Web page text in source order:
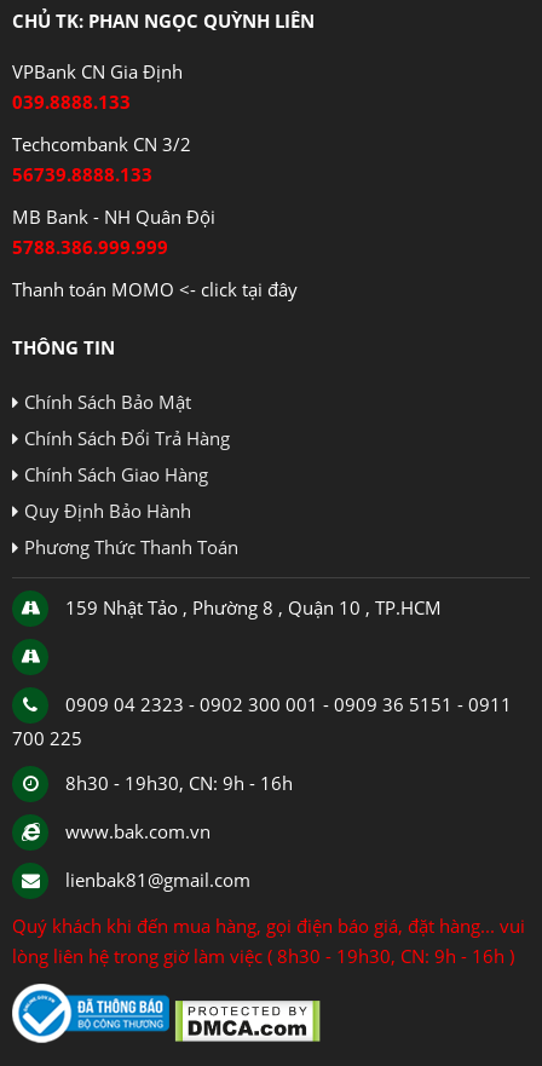
CHỦ TK: PHAN NGỌC QUỲNH LIÊN
VPBank CN Gia Định
039.8888.133
Techcombank CN 3/2
56739.8888.133
MB Bank - NH Quân Đội
5788.386.999.999
Thanh toán MOMO <- click tại đây
THÔNG TIN
Chính Sách Bảo Mật
Chính Sách Đổi Trả Hàng
Chính Sách Giao Hàng
Quy Định Bảo Hành
Phương Thức Thanh Toán
159 Nhật Tảo , Phường 8 , Quận 10 , TP.HCM
0909 04 2323 - 0902 300 001 - 0909 36 5151 - 0911
700 225
8h30 - 19h30, CN: 9h - 16h
www.bak.com.vn
lienbak81@gmail.com
Quý khách khi đến mua hàng, gọi điện báo giá, đặt hàng... vui
lòng liên hệ trong giờ làm việc ( 8h30 - 19h30, CN: 9h - 16h )